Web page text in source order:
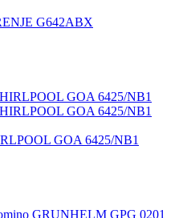
G642ABX
GOA 6425/NB1